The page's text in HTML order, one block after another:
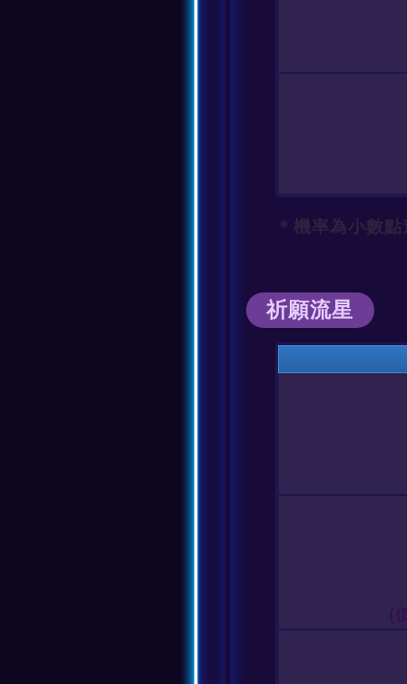
＊機率為小數
祈願流星
(